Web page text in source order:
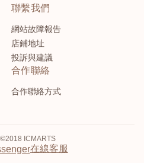
聯繫我們
網站故障報告
店鋪地址
投訴與建議
合作聯絡
合作聯絡方式
ICMARTS
在線客服